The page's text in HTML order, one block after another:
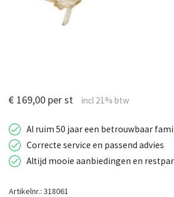
€ 169,00 per st
Al ruim 50 jaar een betrouwbaar
Correcte service en passend advies
Altijd mooie aanbiedingen en
Artikelnr.: 318061